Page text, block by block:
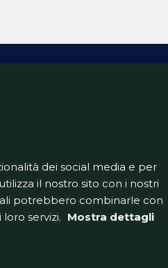
dei social media e per
il nostro sito con i nostri
potrebbero combinarle con
servizi. Mostra dettagli